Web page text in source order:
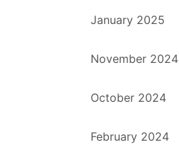
January 2025
November 2024
October 2024
February 2024